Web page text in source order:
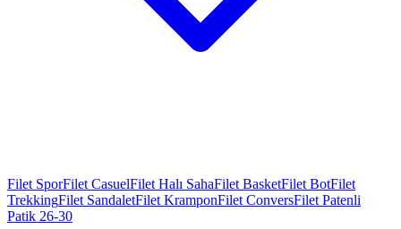
Filet SporFilet CasuelFilet Halı SahaFilet BasketFilet BotFilet
TrekkingFilet SandaletFilet KramponFilet ConversFilet Patenli
Patik 26-30